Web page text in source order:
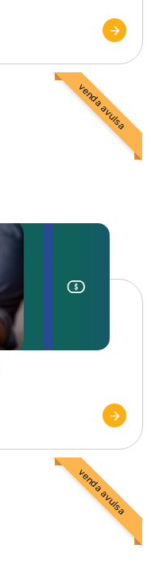
venda avulsa
venda avulsa